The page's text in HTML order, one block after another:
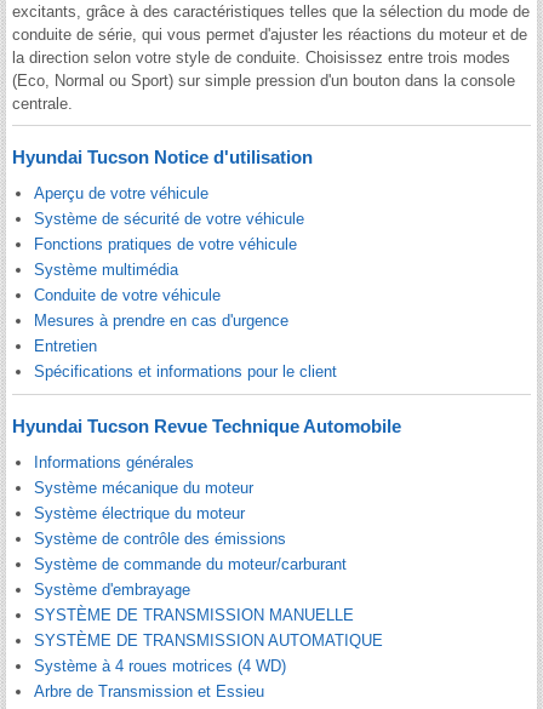
excitants, grâce à des caractéristiques telles que la sélection du mode de
conduite de série, qui vous permet d'ajuster les réactions du moteur et de
la direction selon votre style de conduite. Choisissez entre trois modes
(Eco, Normal ou Sport) sur simple pression d'un bouton dans la console
centrale.
Hyundai Tucson Notice d'utilisation
Aperçu de votre véhicule
Système de sécurité de votre véhicule
Fonctions pratiques de votre véhicule
Système multimédia
Conduite de votre véhicule
Mesures à prendre en cas d'urgence
Entretien
Spécifications et informations pour le client
Hyundai Tucson Revue Technique Automobile
Informations générales
Système mécanique du moteur
Système électrique du moteur
Système de contrôle des émissions
Système de commande du moteur/carburant
Système d'embrayage
SYSTÈME DE TRANSMISSION MANUELLE
SYSTÈME DE TRANSMISSION AUTOMATIQUE
Système à 4 roues motrices (4 WD)
Arbre de Transmission et Essieu